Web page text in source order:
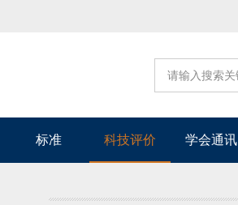
标准 科技评价 学会通讯